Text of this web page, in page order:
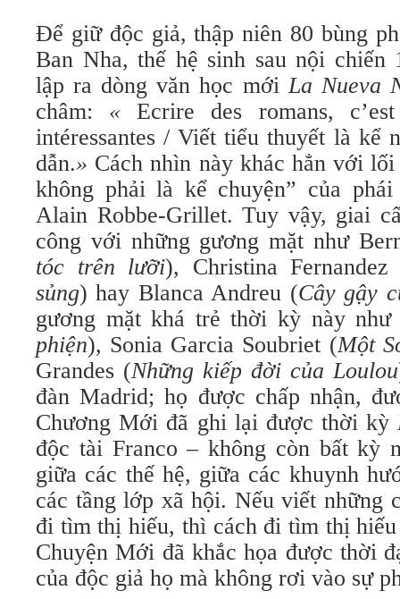
Để giữ độc giả, thập niên 80 bùng
Ban Nha, thế hệ sinh sau nội chiến
lập ra dòng văn học mớiLa Nueva
châm: «Ecrire des romans,
intéressantes / Viết tiểu thuyết là kể
dẫn.» Cách nhìn này khác hẳn với
không phải là kể chuyện” của
Alain Robbe-Grillet. Tuy vậy, giai
công với những gương mặt như
tóc trên lưỡi), Christina Fernandez
sủng) hay Blanca Andreu (Cây gậy
gương mặt khá trẻ thời kỳ này như
phiện), Sonia Garcia Soubriet (Một
Grandes (Những kiếp đời của Loulou
đàn Madrid; họ được chấp nhận,
Chương Mới đã ghi lại được thời kỳ
độc tài Franco – không còn bất kỳ
giữa các thế hệ, giữa các khuynh
các tầng lớp xã hội. Nếu viết những
đi tìm thị hiếu, thì cách đi tìm thị
Chuyện Mới đã khắc họa được thời
của độc giả họ mà không rơi vào sự